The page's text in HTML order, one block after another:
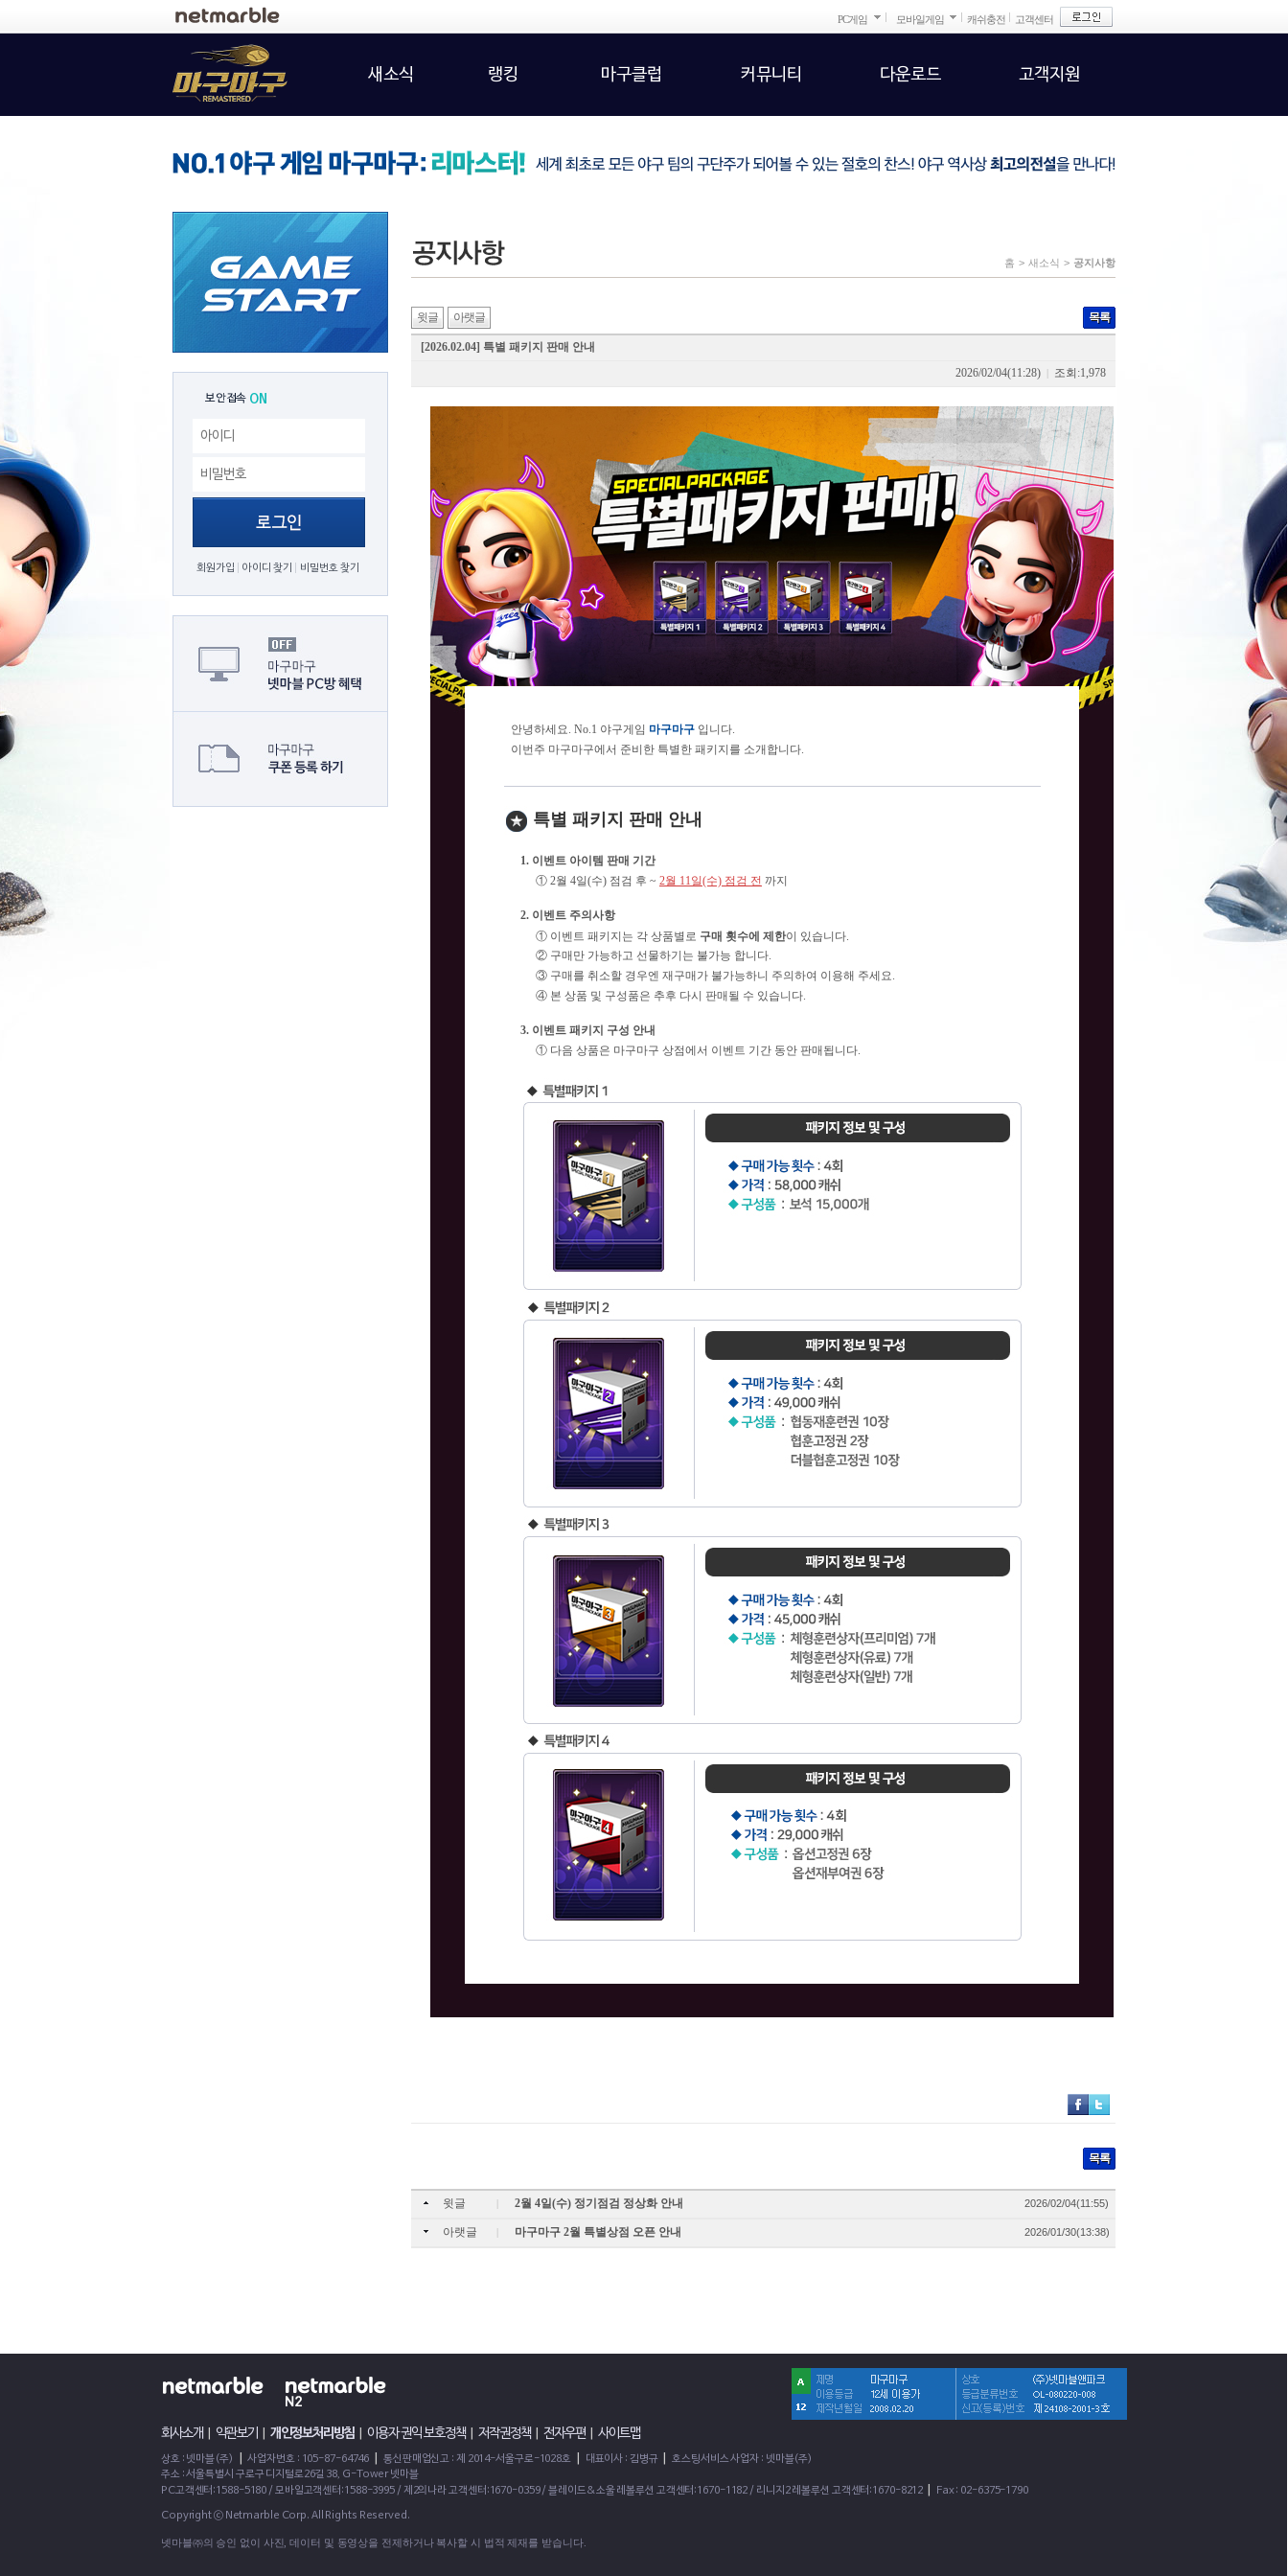
PC게임 모바일게임 캐쉬충전 고객센터
새소식 랭킹 마구클럽 커뮤니티 다운로드 고객지원
보안접속 ON
회원가입 아이디 찾기 비밀번호 찾기
홈 > 새소식 > 공지사항
윗글 아랫글 목록
[2026.02.04] 특별 패키지 판매 안내
2026/02/04(11:28) | 조회:1,978
안녕하세요. No.1 야구게임 마구마구 입니다.
이번주 마구마구에서 준비한 특별한 패키지를 소개합니다.
특별 패키지 판매 안내
1. 이벤트 아이템 판매 기간
① 2월 4일(수) 점검 후 ~ 2월 11일(수) 점검 전 까지
2. 이벤트 주의사항
① 이벤트 패키지는 각 상품별로 구매 횟수에 제한이 있습니다.
② 구매만 가능하고 선물하기는 불가능 합니다.
③ 구매를 취소할 경우엔 재구매가 불가능하니 주의하여 이용해 주세요.
④ 본 상품 및 구성품은 추후 다시 판매될 수 있습니다.
3. 이벤트 패키지 구성 안내
① 다음 상품은 마구마구 상점에서 이벤트 기간 동안 판매됩니다.
목록
윗글 | 2월 4일(수) 정기점검 정상화 안내 2026/02/04(11:55)
아랫글 | 마구마구 2월 특별상점 오픈 안내 2026/01/30(13:38)
회사소개 약관보기 개인정보처리방침 이용자 권익 보호정책| 저작권정책| 전자우편 사이트맵
상호 : 넷마블(주) 사업자번호 : 105-87-64746 통신판매업신고 : 제 2014-서울구로-1028호 대표이사 : 김병규
호스팅서비스 사업자 : 넷마블(주)
주소 : 서울특별시 구로구 디지털로26길 38, G-Tower 넷마블
PC고객센터:1588-5180 / 모바일고객센터:1588-3995 / 제2의나라 고객센터:1670-0359 / 블레이드&소울 레볼루션 고객센터:1670-1182 / 리니지2 레볼루션 고객센터:1670-8212
Fax : 02-6375-1790
Copyright ⓒ Netmarble Corp. All Rights Reserved.
넷마블㈜의 승인 없이 사진, 데이터 및 동영상을 전제하거나 복사할 시 법적 제재를 받습니다.